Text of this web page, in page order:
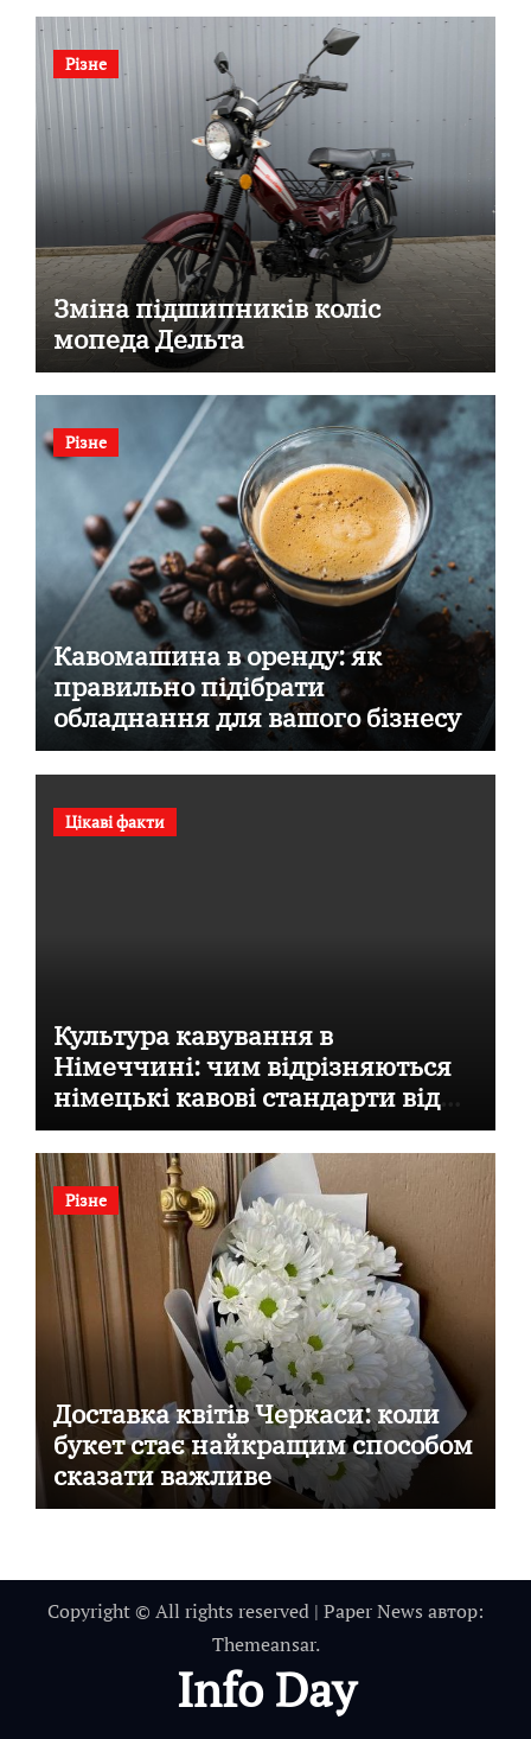
Різне
Зміна підшипників коліс
мопеда Дельта
Різне
Кавомашина в оренду: як
правильно підібрати
обладнання для вашого бізнесу
Цікаві факти
Культура кавування в
Німеччині: чим відрізняються
німецькі кавові стандарти від
італійських
Різне
Доставка квітів Черкаси: коли
букет стає найкращим способом
сказати важливе
Copyright © All rights reserved | Paper News автор:
Themeansar.
Info Day